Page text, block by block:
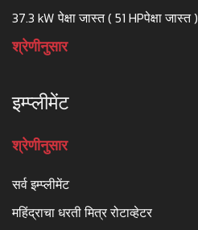
37.3 kW पेक्षा जास्त ( 51 HPपेक्षा जास्त )
श्रेणीनुसार
इम्प्लीमेंट
श्रेणीनुसार
सर्व इम्प्लीमेंट
महिंद्राचा धरती मित्र रोटाव्हेटर